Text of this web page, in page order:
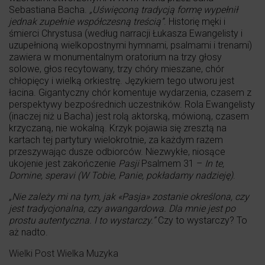
Sebastiana Bacha. „Uświęconą tradycją formę wypełnił
jednak zupełnie współczesną treścią”. Historię męki i
śmierci Chrystusa (według narracji Łukasza Ewangelisty i
uzupełnioną wielkopostnymi hymnami, psalmami i trenami)
zawiera w monumentalnym oratorium na trzy głosy
solowe, głos recytowany, trzy chóry mieszane, chór
chłopięcy i wielką orkiestrę. Językiem tego utworu jest
łacina. Gigantyczny chór komentuje wydarzenia, czasem z
perspektywy bezpośrednich uczestników. Rola Ewangelisty
(inaczej niż u Bacha) jest rolą aktorską, mówioną, czasem
krzyczaną, nie wokalną. Krzyk pojawia się zresztą na
kartach tej partytury wielokrotnie, za każdym razem
przeszywając dusze odbiorców. Niezwykłe, niosące
ukojenie jest zakończenie PasjiPsalmem 31 – In te,
Domine, speravi (W Tobie, Panie, pokładamy nadzieję).
„Nie zależy mi na tym, jak «Pasja» zostanie określona, czy
jest tradycjonalna, czy awangardowa. Dla mnie jest po
prostu autentyczna. I to wystarczy.”Czy to wystarczy? To
aż nadto.
Wielki Post Wielka Muzyka